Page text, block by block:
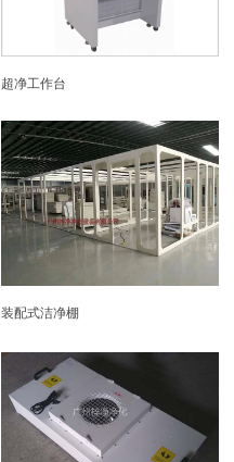
超净工作台
装配式洁净棚